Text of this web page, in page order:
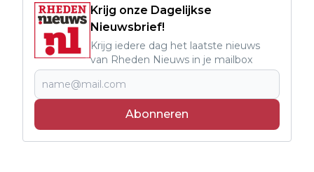
Krijg onze Dagelijkse
Nieuwsbrief!
Krijg iedere dag het laatste nieuws
van Rheden Nieuws in je mailbox
Abonneren